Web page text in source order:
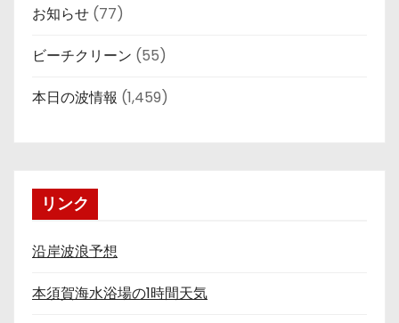
お知らせ (77)
ビーチクリーン (55)
本日の波情報 (1,459)
リンク
沿岸波浪予想
本須賀海水浴場の1時間天気